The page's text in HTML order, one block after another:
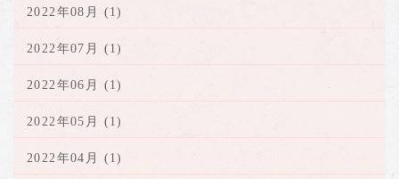
2022年08月 (1)
2022年07月 (1)
2022年06月 (1)
2022年05月 (1)
2022年04月 (1)